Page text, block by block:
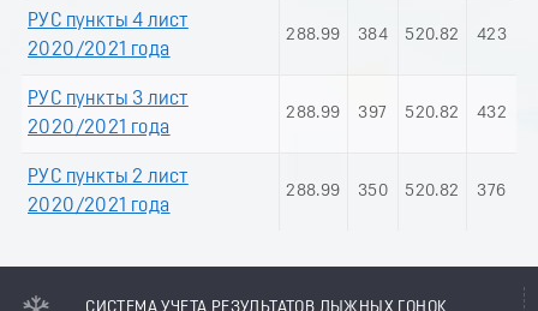
РУС пункты 4 лист
2020/2021 года
288.99 384 520.82 423
РУС пункты 3 лист
2020/2021 года
288.99 397 520.82 432
РУС пункты 2 лист
2020/2021 года
288.99 350 520.82 376